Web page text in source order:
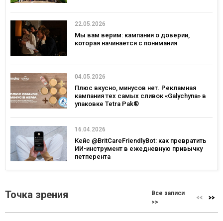
22.05.2026
Мы вам верим: кампания о доверии,
которая начинается с понимания
04.05.2026
Плюс вкусно, минусов нет. Рекламная
кампания тех самых сливок «Galychyna» в
упаковке Tetra Pak®
16.04.2026
Кейс @BritCareFriendlyBot: как превратить
ИИ-инструмент в ежедневную привычку
петперента
Точка зрения
Все записи
>>